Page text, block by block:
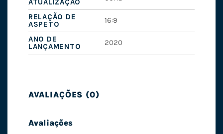
ATUALIZAÇÃO
RELAÇÃO DE
ASPETO
16:9
ANO DE
LANÇAMENTO
2020
AVALIAÇÕES (0)
Avaliações